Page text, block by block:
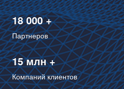
18 000 +
Партнеров
15 млн +
Компаний клиентов